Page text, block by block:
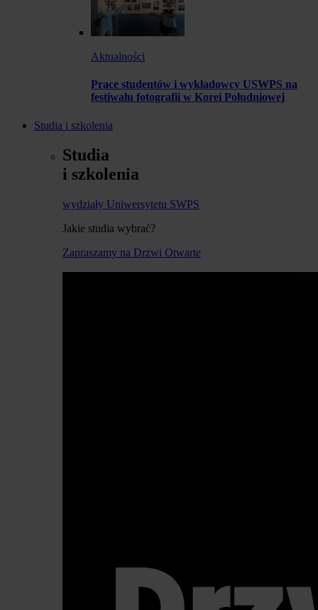
Aktualności
Prace studentów i wykładowcy USWPS na
festiwalu fotografii w Korei Południowej
Studia i szkolenia
Studia
i szkolenia
wydziały Uniwersytetu SWPS
Jakie studia wybrać?
Zapraszamy na Drzwi Otwarte